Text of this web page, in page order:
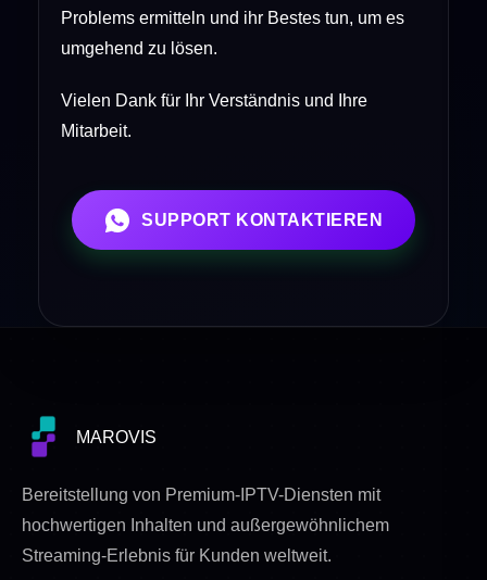
Problems ermitteln und ihr Bestes tun, um es
umgehend zu lösen.
Vielen Dank für Ihr Verständnis und Ihre
Mitarbeit.
SUPPORT KONTAKTIEREN
MAROVIS
Bereitstellung von Premium-IPTV-Diensten mit
hochwertigen Inhalten und außergewöhnlichem
Streaming-Erlebnis für Kunden weltweit.